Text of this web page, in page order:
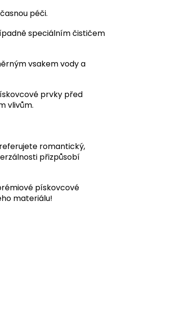
péči.
speciálním čističem
vsakem vody a
prvky před
vlivům.
romantický,
přizpůsobí
pískovcové
materiálu!